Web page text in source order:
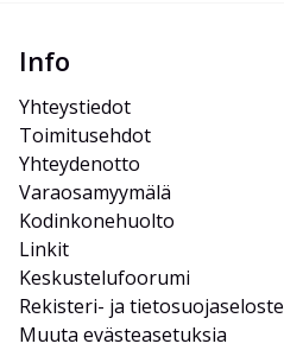
Info
Yhteystiedot
Toimitusehdot
Yhteydenotto
Varaosamyymälä
Kodinkonehuolto
Linkit
Keskustelufoorumi
Rekisteri- ja tietosuojaseloste
Muuta evästeasetuksia